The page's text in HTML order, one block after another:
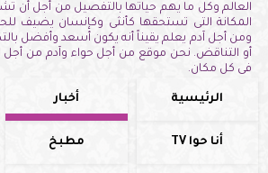
العالم وكل ما يهم حياتها بالتفصيل من أجل أن
المكانة التى تستحقها كأنثى وكإنسان يضيف
ومن أجل آدم يعلم يقيناً أنه يكون أسعد وأفضل
أو التناقض. نحن موقع من أجل حواء وآدم من أجل
فى كل مكان.
الرئيسية أخبار
أنا حوا TV مطبخ